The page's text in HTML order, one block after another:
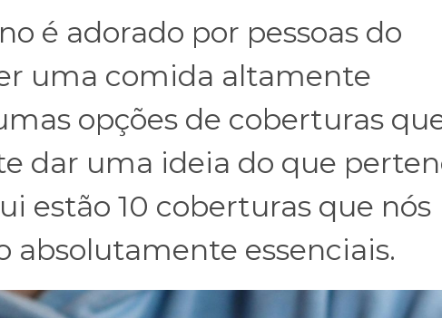
é adorado por pessoas do
uma comida altamente
opções de coberturas
dar uma ideia do que
estão 10 coberturas que nós
absolutamente essenciais.